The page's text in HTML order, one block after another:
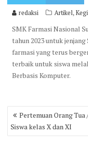
redaksi Artikel,
SMK Farmasi Nasional
tahun 2023 untuk
farmasi yang terus
terbaik untuk siswa
Berbasis Komputer.
Post
navigation
Pertemuan Orang Tua
Siswa kelas X dan XI